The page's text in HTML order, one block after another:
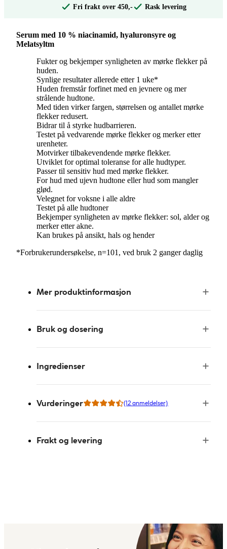
Fri frakt over 450,- Rask levering
Serum med 10 % niacinamid, hyaluronsyre og
Melatsyltm
Fukter og bekjemper synligheten av mørke flekker på
huden.
Synlige resultater allerede etter 1 uke*
Huden fremstår forfinet med en jevnere og mer
strålende hudtone.
Med tiden virker fargen, størrelsen og antallet mørke
flekker redusert.
Bidrar til å styrke hudbarrieren.
Testet på vedvarende mørke flekker og merker etter
urenheter.
Motvirker tilbakevendende mørke flekker.
Utviklet for optimal toleranse for alle hudtyper.
Passer til sensitiv hud med mørke flekker.
For hud med ujevn hudtone eller hud som mangler
glød.
Velegnet for voksne i alle aldre
Testet på alle hudtoner
Bekjemper synligheten av mørke flekker: sol, alder og
merker etter akne.
Kan brukes på ansikt, hals og hender
*Forbrukerundersøkelse, n=101, ved bruk 2 ganger daglig
Mer produktinformasjon
Bruk og dosering
Ingredienser
Vurderinger (12 anmeldelser)
Frakt og levering